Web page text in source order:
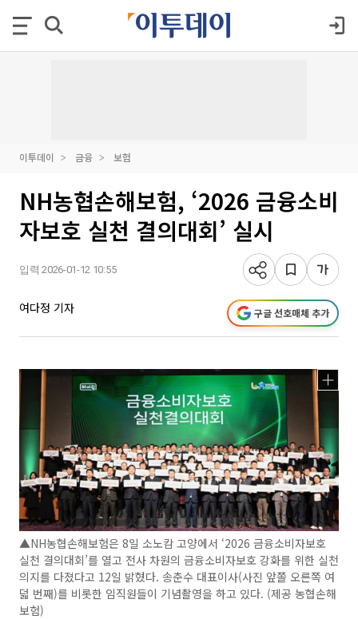
이투데이 금융 보험
NH농협손해보험, ‘2026 금융소비
자보호 실천 결의대회’ 실시
입력 2026-01-12 10:55
여다정 기자 구글 선호매체 추가
▲NH농협손해보험은 8일 소노캄 고양에서 ‘2026 금융소비자보호
실천 결의대회’를 열고 전사 차원의 금융소비자보호 강화를 위한 실천
의지를 다졌다고 12일 밝혔다. 송춘수 대표이사(사진 앞쫄 오른쪽 여
덟 번째)를 비롯한 임직원들이 기념촬영을 하고 있다. (제공 농협손해
보험)